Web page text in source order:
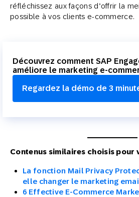
réfléchissez aux façons d’offrir la
possible à vos clients e-commerce.
Découvrez comment SAP
améliore le marketing e-
Regardez la démo de 3
Contenus similaires choisis pour
La fonction Mail Privacy
elle changer le marketing
6 Effective E-Commerce